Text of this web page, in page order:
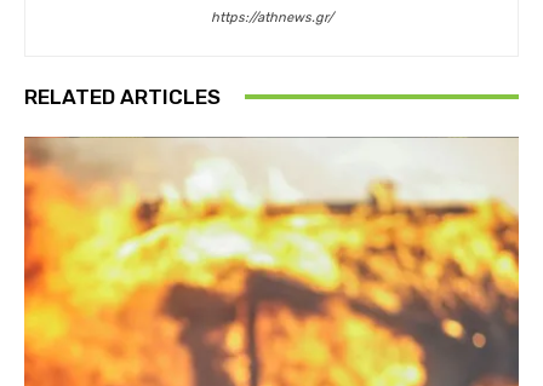
https://athnews.gr/
RELATED ARTICLES